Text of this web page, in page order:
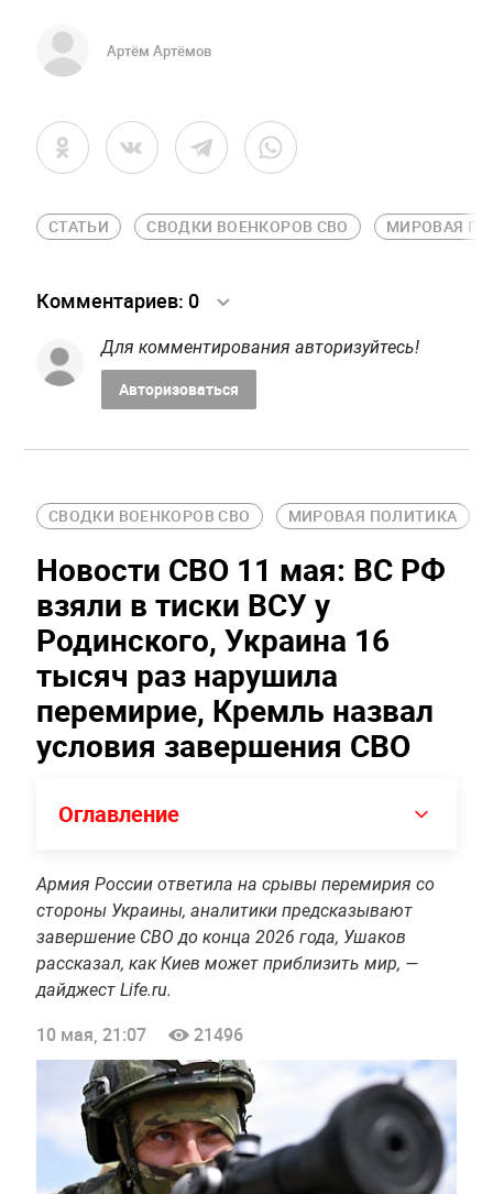
Артём Артёмов
СТАТЬИ СВОДКИ ВОЕНКОРОВ СВО МИРОВАЯ
Комментариев: 0
Для комментирования авторизуйтесь!
Авторизоваться
СВОДКИ ВОЕНКОРОВ СВО МИРОВАЯ ПОЛИТИКА
Новости СВО 11 мая: ВС РФ
взяли в тиски ВСУ у
Родинского, Украина 16
тысяч раз нарушила
перемирие, Кремль назвал
условия завершения СВО
Оглавление
Армия России ответила на срывы перемирия со
стороны Украины, аналитики предсказывают
завершение СВО до конца 2026 года, Ушаков
рассказал, как Киев может приблизить мир, —
дайджест Life.ru.
10 мая, 21:07 21496